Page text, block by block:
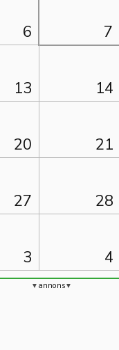
6 7
13 14
20 21
27 28
3 4
annons